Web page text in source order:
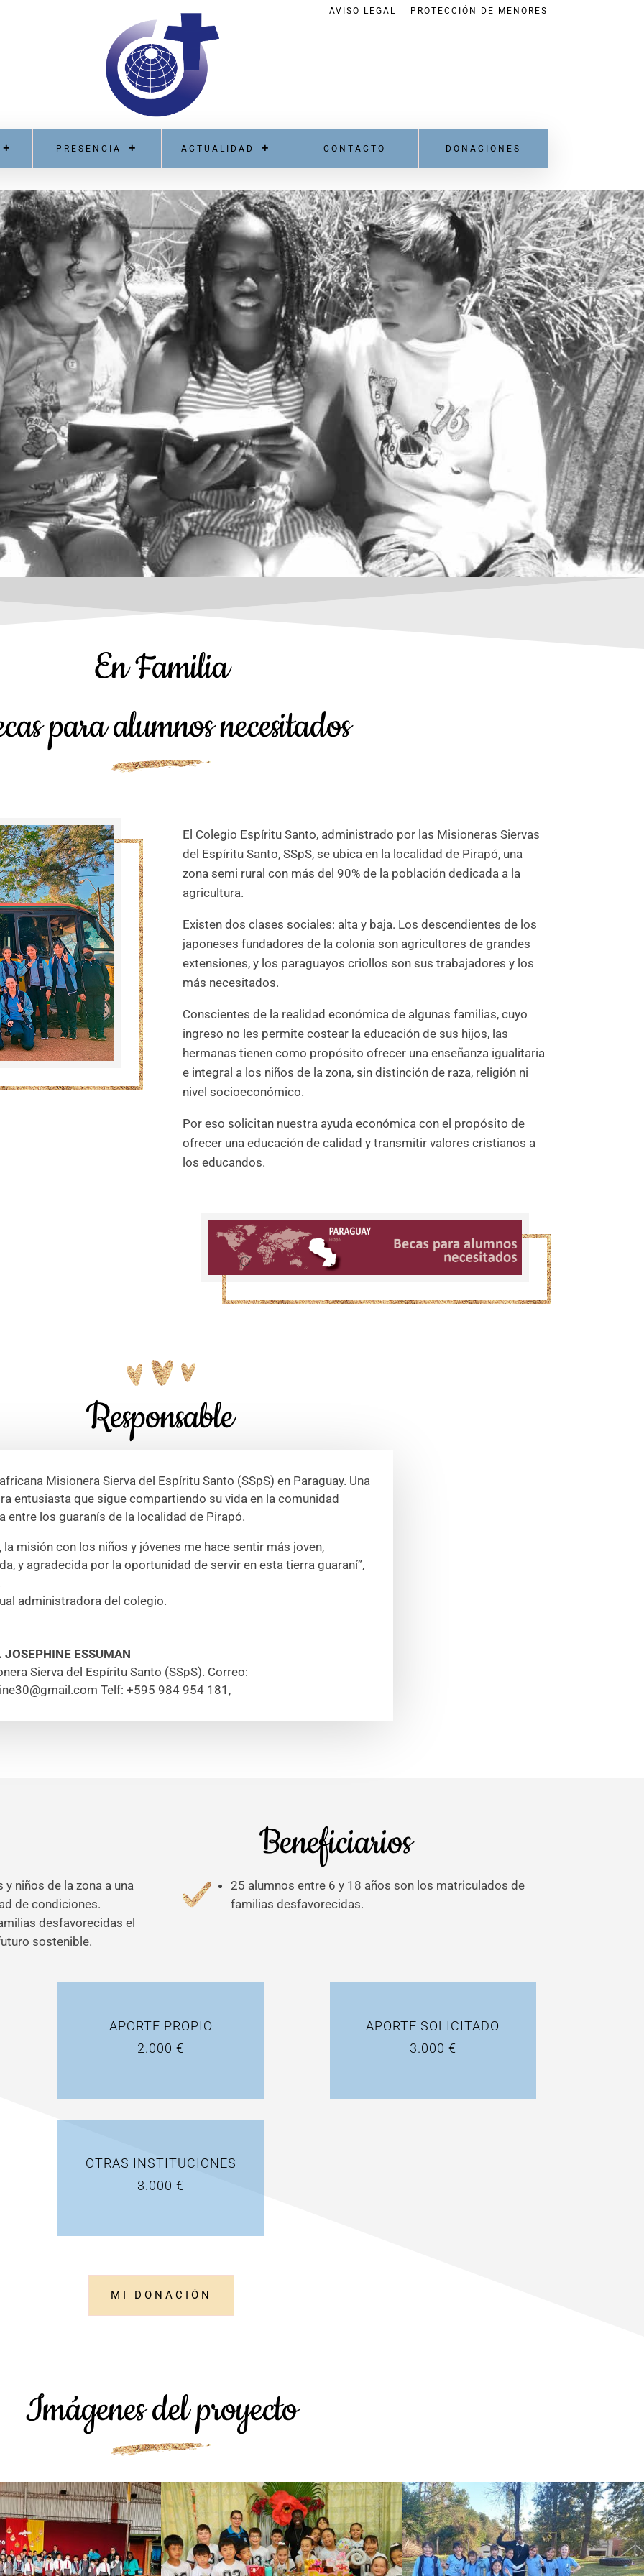
AVISO LEGAL PROTECCIÓN DE MENORES
PRESENCIA ACTUALIDAD CONTACTO DONACIONES
En Familia
para alumnos necesitados
El Colegio Espíritu Santo, administrado por las Misioneras Siervas
del Espíritu Santo, SSpS, se ubica en la localidad de Pirapó, una
zona semi rural con más del 90% de la población dedicada a la
agricultura.
Existen dos clases sociales: alta y baja. Los descendientes de los
japoneses fundadores de la colonia son agricultores de grandes
extensiones, y los paraguayos criollos son sus trabajadores y los
más necesitados.
Conscientes de la realidad económica de algunas familias, cuyo
ingreso no les permite costear la educación de sus hijos, las
hermanas tienen como propósito ofrecer una enseñanza igualitaria
e integral a los niños de la zona, sin distinción de raza, religión ni
nivel socioeconómico.
Por eso solicitan nuestra ayuda económica con el propósito de
ofrecer una educación de calidad y transmitir valores cristianos a
los educandos.
Responsable
Misionera Sierva del Espíritu Santo (SSpS) en Paraguay. Una
entusiasta que sigue compartiendo su vida en la comunidad
entre los guaranís de la localidad de Pirapó.
la misión con los niños y jóvenes me hace sentir más joven,
y agradecida por la oportunidad de servir en esta tierra guaraní”,
administradora del colegio.
JOSEPHINE ESSUMAN
Sierva del Espíritu Santo (SSpS). Correo:
Telf: +595 984 954 181 ,
niños de la zona a una
de condiciones.
desfavorecidas el
sostenible.
Beneficiarios
25 alumnos entre 6 y 18 años son los matriculados de
familias desfavorecidas.
APORTE PROPIO
2.000 €
OTRAS INSTITUCIONES
3.000 €
APORTE SOLICITADO
3.000 €
MI DONACIÓN
Imágenes del proyecto